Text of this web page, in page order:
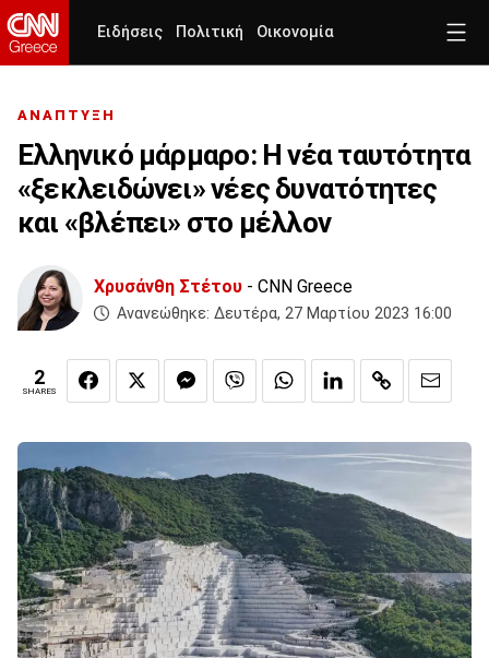
Ειδήσεις Πολιτική Οικονομία
ΑΝΑΠΤΥΞΗ
Ελληνικό μάρμαρο: Η νέα ταυτότητα
«ξεκλειδώνει» νέες δυνατότητες
και «βλέπει» στο μέλλον
Χρυσάνθη Στέτου - CNN Greece
Ανανεώθηκε: Δευτέρα, 27 Μαρτίου 2023 16:00
2
SHARES